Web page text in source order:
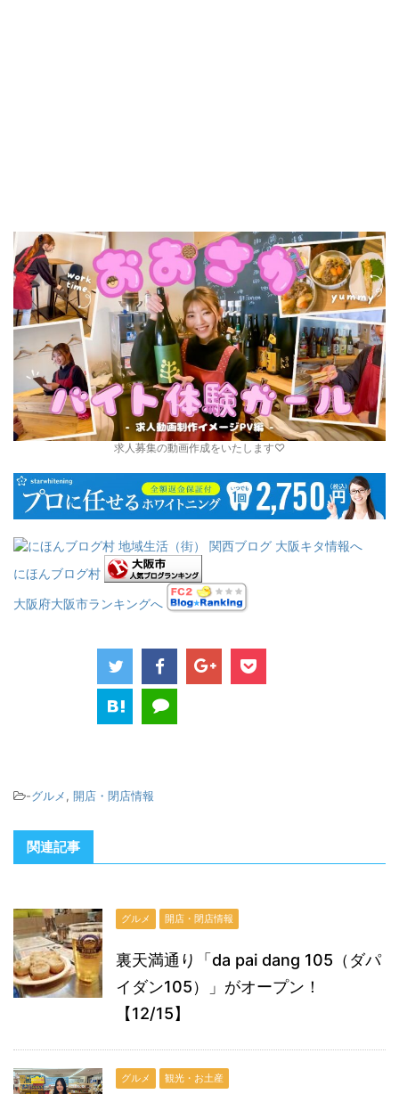
求人募集の動画作成をいたします♡
にほんブログ村
大阪府大阪市ランキングへ
-グルメ, 開店・閉店情報
関連記事
グルメ 開店・閉店情報
裏天満通り「da pai dang 105（ダパ
イダン105）」がオープン！
【12/15】
グルメ 観光・お土産